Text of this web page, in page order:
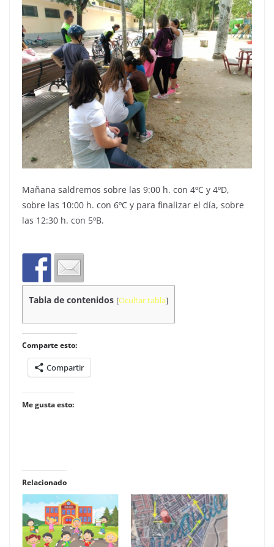
Mañana saldremos sobre las 9:00 h. con 4ºC y 4ºD,
sobre las 10:00 h. con 6ºC y para finalizar el día, sobre
las 12:30 h. con 5ºB.
Tabla de contenidos [Ocultar tabla]
Comparte esto:
Compartir
Me gusta esto:
Relacionado